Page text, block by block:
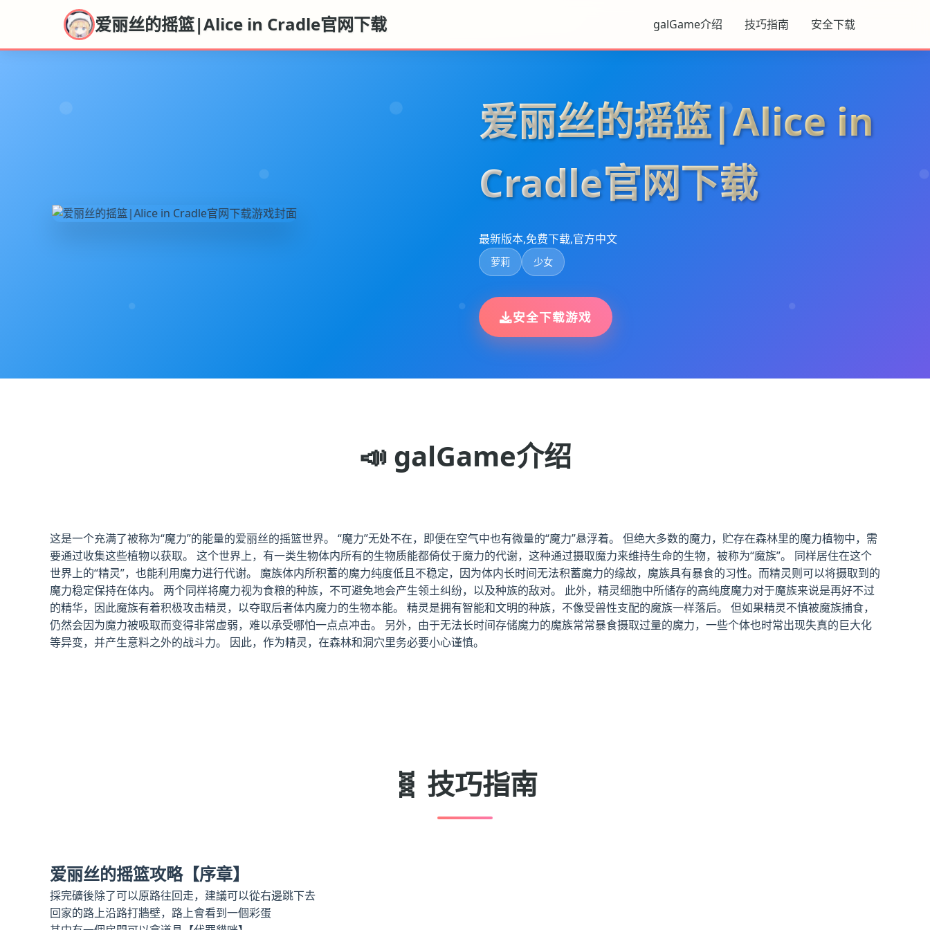
爱丽丝的摇篮|Alice in Cradle官网下载 galGame介绍 技巧指南 安全下载
爱丽丝的摇篮|Alice in
Cradle官网下载
最新版本,免费下载,官方中文
萝莉 少女
安全下载游戏
📣 galGame介绍
这是一个充满了被称为“魔力”的能量的爱丽丝的摇篮世界。 “魔力”无处不在，即便在空气中也有微量的“魔力”悬浮着。 但绝大多数的魔力，贮存在森林里的魔力植物中，需
要通过收集这些植物以获取。 这个世界上，有一类生物体内所有的生物质能都倚仗于魔力的代谢，这种通过摄取魔力来维持生命的生物，被称为“魔族”。 同样居住在这个
世界上的“精灵”，也能利用魔力进行代谢。 魔族体内所积蓄的魔力纯度低且不稳定，因为体内长时间无法积蓄魔力的缘故，魔族具有暴食的习性。而精灵则可以将摄取到的
魔力稳定保持在体内。 两个同样将魔力视为食粮的种族，不可避免地会产生领土纠纷，以及种族的敌对。 此外，精灵细胞中所储存的高纯度魔力对于魔族来说是再好不过
的精华，因此魔族有着积极攻击精灵，以夺取后者体内魔力的生物本能。 精灵是拥有智能和文明的种族，不像受兽性支配的魔族一样落后。 但如果精灵不慎被魔族捕食，
仍然会因为魔力被吸取而变得非常虚弱，难以承受哪怕一点点冲击。 另外，由于无法长时间存储魔力的魔族常常暴食摄取过量的魔力，一些个体也时常出现失真的巨大化
等异变，并产生意料之外的战斗力。 因此，作为精灵，在森林和洞穴里务必要小心谨慎。
🧬 技巧指南
爱丽丝的摇篮攻略【序章】
採完礦後除了可以原路往回走，建議可以從右邊跳下去
回家的路上沿路打牆壁，路上會看到一個彩蛋